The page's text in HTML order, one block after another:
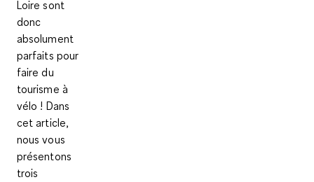
Loire sont
donc
absolument
parfaits pour
faire du
tourisme à
vélo ! Dans
cet article,
nous vous
présentons
trois